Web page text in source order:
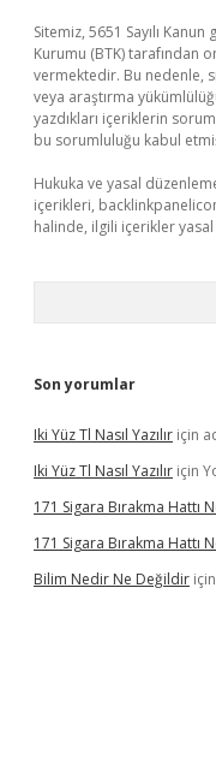
Sitemiz, 5651 Sayılı
Kurumu (BTK) tarafından
vermektedir. Bu nedenle,
veya araştırma
yazdıkları içeriklerin
bu sorumluluğu kabul
Hukuka ve yasal
içerikleri,
halinde, ilgili içerikler
Son yorumlar
Iki Yüz Tl Nasıl Yazılır için
Iki Yüz Tl Nasıl Yazılır için
171 Sigara Bırakma Hattı
171 Sigara Bırakma Hattı
Bilim Nedir Ne Değildir için